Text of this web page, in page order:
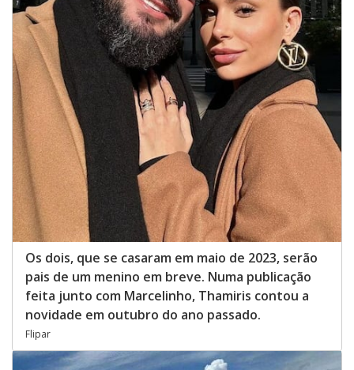
Os dois, que se casaram em maio de 2023, serão
pais de um menino em breve. Numa publicação
feita junto com Marcelinho, Thamiris contou a
novidade em outubro do ano passado.
Flipar